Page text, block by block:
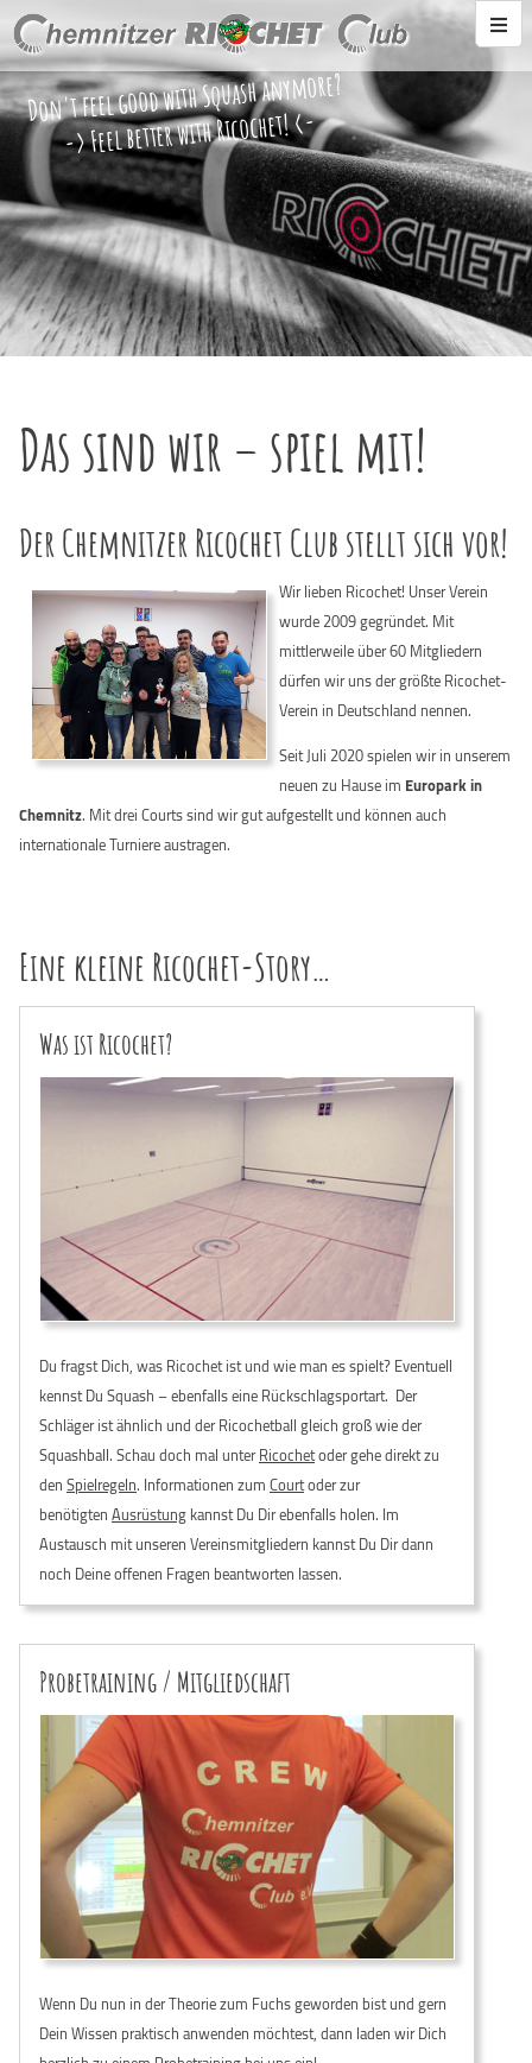
Don't feel good with Squash anymore?
-> Feel better with Ricochet! <-
Das sind wir – spiel mit!
Der Chemnitzer Ricochet Club stellt sich vor!
Wir lieben Ricochet! Unser Verein
wurde 2009 gegründet. Mit
mittlerweile über 60 Mitgliedern
dürfen wir uns der größte Ricochet-
Verein in Deutschland nennen.
Seit Juli 2020 spielen wir in unserem
neuen zu Hause im Europark in
Chemnitz. Mit drei Courts sind wir gut aufgestellt und können auch
internationale Turniere austragen.
Eine kleine Ricochet-Story…
Was ist Ricochet?
Du fragst Dich, was Ricochet ist und wie man es spielt? Eventuell
kennst Du Squash – ebenfalls eine Rückschlagsportart. Der
Schläger ist ähnlich und der Ricochetball gleich groß wie der
Squashball. Schau doch mal unterRicochetoder gehe direkt zu
denSpielregeln. Informationen zumCourtoder zur
benötigtenAusrüstungkannst Du Dir ebenfalls holen. Im
Austausch mit unseren Vereinsmitgliedern kannst Du Dir dann
noch Deine offenen Fragen beantworten lassen.
Probetraining / Mitgliedschaft
Wenn Du nun in der Theorie zum Fuchs geworden bist und gern
Dein Wissen praktisch anwenden möchtest, dann laden wir Dich